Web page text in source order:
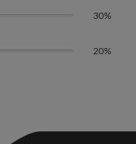
30%
20%